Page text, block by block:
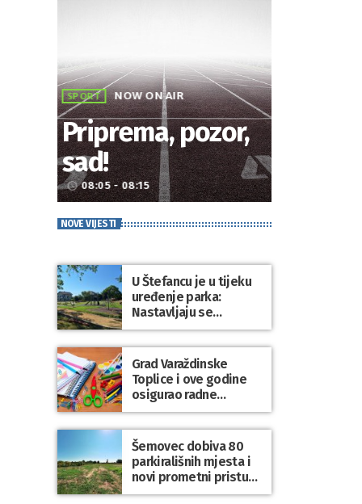
SPORT NOW ON AIR
Priprema, pozor,
sad!
access_time 08:05 - 08:15
NOVE VIJESTI
U Štefancu je u tijeku
uređenje parka:
Nastavljaju se
ulaganja u javne
prostore diljem
općine Trnovec
Bartolovečki
Grad Varaždinske
Toplice i ove godine
osigurao radne
bilježnice i dodatni
obrazovni materijal za
sve osnovnoškolce
Šemovec dobiva 80
parkirališnih mjesta i
novi prometni pristup
groblju